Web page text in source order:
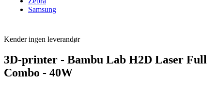
Samsung
Kender ingen leverandør
3D-printer - Bambu Lab H2D Laser Full
Combo - 40W